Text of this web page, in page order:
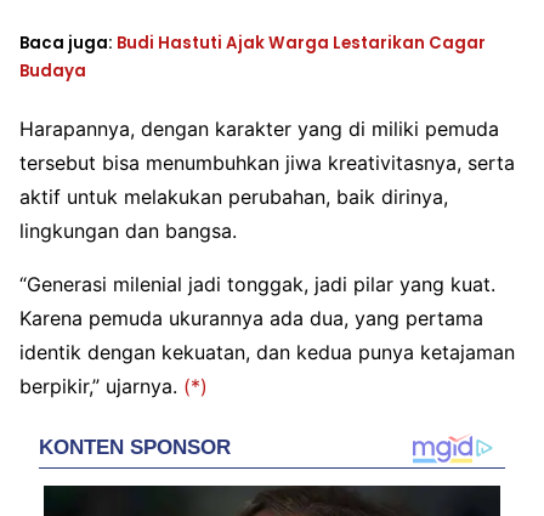
Baca juga: Budi Hastuti Ajak Warga Lestarikan Cagar
Budaya
Harapannya, dengan karakter yang di miliki pemuda
tersebut bisa menumbuhkan jiwa kreativitasnya, serta
aktif untuk melakukan perubahan, baik dirinya,
lingkungan dan bangsa.
“Generasi milenial jadi tonggak, jadi pilar yang kuat.
Karena pemuda ukurannya ada dua, yang pertama
identik dengan kekuatan, dan kedua punya ketajaman
berpikir,” ujarnya. (*)